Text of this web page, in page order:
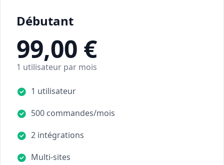
Débutant
99,00 €
1 utilisateur par mois
1 utilisateur
500 commandes/mois
2 intégrations
Multi-sites